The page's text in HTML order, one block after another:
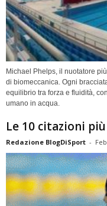
Michael Phelps, il nuotatore
di biomeccanica. Ogni
equilibrio tra forza e fluidità,
umano in acqua.
Le 10 citazioni
Redazione BlogDiSport -